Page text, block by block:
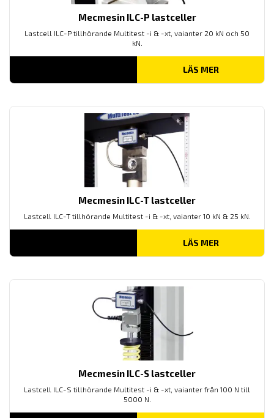
Mecmesin ILC-P lastceller
Lastcell ILC-P tillhörande Multitest -i & -xt, vaianter 20 kN och 50
kN.
LÄS MER
Mecmesin ILC-T lastceller
Lastcell ILC-T tillhörande Multitest -i & -xt, vaianter 10 kN & 25 kN.
LÄS MER
Mecmesin ILC-S lastceller
Lastcell ILC-S tillhörande Multitest -i & -xt, vaianter från 100 N till
5000 N.